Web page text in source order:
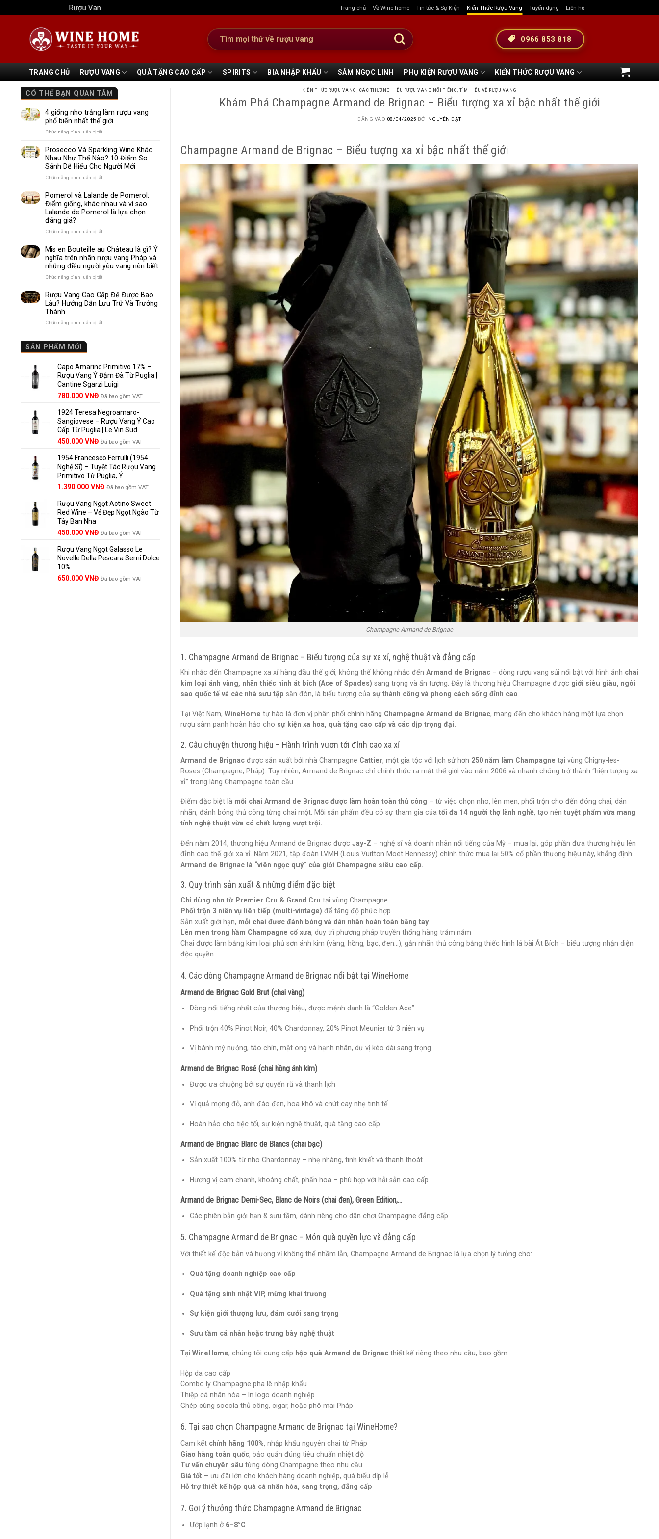
qua
Rượu Vang Wine Home Trang chủ Về Wine home Tin tức & Sự Kiện Kiến Thức Rượu Vang Tuyển dụng Liên hệ
Tìm
kiếm:
0966 853 818
TRANG CHỦ RƯỢU VANG QUÀ TẶNG CAO CẤP SPIRITS BIA NHẬP KHẨU SÂM NGỌC LINH PHỤ KIỆN RƯỢU VANG KIẾN THỨC RƯỢU VANG
CÓ THỂ BẠN QUAN TÂM
4 giống nho trắng làm rượu vang
phổ biến nhất thế giới
Chức năng bình luận bị tắtở
giống
nho
trắng
làm
biến
nhất
thế
Prosecco Và Sparkling Wine Khác
Nhau Như Thế Nào? 10 Điểm So
Sánh Dễ Hiểu Cho Người Mới
Chức năng bình luận bị tắtở
Và
Sparkling
Wine
Khác
10
Điểm
So
Dễ
Cho
Người
Pomerol và Lalande de Pomerol:
Điểm giống, khác nhau và vì sao
Lalande de Pomerol là lựa chọn
đáng giá?
Chức năng bình luận bị tắtở
Lalande
de
Pomerol:
nhau
và
chọn
đáng
giá?
Mis en Bouteille au Château là gì? Ý
nghĩa trên nhãn rượu vang Pháp và
những điều người yêu vang nên biết
Chức năng bình luận bị tắtở
en
Bouteille
au
rượu
vang
Pháp
và
những
yêu
vang
nên
Rượu Vang Cao Cấp Để Được Bao
Lâu? Hướng Dẫn Lưu Trữ Và Trưởng
Thành
Chức năng bình luận bị tắtở
Được
Bao
Lâu?
Hướng
Dẫn
Trữ
Và
Trưởng
Thành
SẢN PHẨM MỚI
Capo Amarino Primitivo 17% –
Rượu Vang Ý Đậm Đà Từ Puglia |
Cantine Sgarzi Luigi
Giá
là:
858.000 VNĐ.
780.000 VNĐGiá
tại
là:
780.000 VNĐ.
Đã bao gồm VAT
1924 Teresa Negroamaro-
Sangiovese – Rượu Vang Ý Cao
Cấp Từ Puglia | Le Vin Sud
Giá
là:
495.000 VNĐ.
450.000 VNĐGiá
tại
là:
450.000 VNĐ.
Đã bao gồm VAT
1954 Francesco Ferrulli (1954
Nghệ Sĩ) – Tuyệt Tác Rượu Vang
Primitivo Từ Puglia, Ý
Giá
là:
1.529.000 VNĐ.
1.390.000 VNĐGiá
tại
là:
Đã bao gồm VAT
Rượu Vang Ngọt Actino Sweet
Red Wine – Vẻ Đẹp Ngọt Ngào Từ
Tây Ban Nha
450.000 VNĐ Đã bao gồm VAT
Rượu Vang Ngọt Galasso Le
Novelle Della Pescara Semi Dolce
10%
650.000 VNĐ Đã bao gồm VAT
KIẾN THỨC RƯỢU VANG CÁC THƯƠNG HIỆU RƯỢU VANG NỔI TIẾNG ,TÌM HIỂU VỀ RƯỢU VANG
Khám Phá Champagne Armand de Brignac – Biểu tượng xa xỉ bậc nhất thế giới
ĐĂNG VÀO 08/04/2025 BỞI NGUYỄN ĐẠT
Champagne Armand de Brignac – Biểu tượng xa xỉ bậc nhất thế giới
Champagne Armand de Brignac
1. Champagne Armand de Brignac – Biểu tượng của sự xa xỉ, nghệ thuật và đẳng cấp
Khi nhắc đến Champagne xa xỉ hàng đầu thế giới, không thể không nhắc đến Armand de Brignac – dòng rượu vang sủi nổi bật với hình ảnh chai
kim loại ánh vàng, nhãn thiếc hình át bích (Ace of Spades) sang trọng và ấn tượng. Đây là thương hiệu Champagne được giới siêu giàu, ngôi
sao quốc tế và các nhà sưu tập săn đón, là biểu tượng của sự thành công và phong cách sống đỉnh cao
Tại Việt Nam, WineHome tự hào là đơn vị phân phối chính hãng Champagne Armand de Brignac, mang đến cho khách hàng một lựa chọn
rượu sâm panh hoàn hảo cho sự kiện xa hoa, quà tặng cao cấp và các dịp trọng đại.
2. Câu chuyện thương hiệu – Hành trình vươn tới đỉnh cao xa xỉ
Armand de Brignac được sản xuất bởi nhà Champagne Cattier, một gia tộc với lịch sử hơn 250 năm làm Champagne tại vùng Chigny-les-
Roses (Champagne, Pháp). Tuy nhiên, Armand de Brignac chỉ chính thức ra mắt thế giới vào năm 2006 và nhanh chóng trở thành “hiện tượng xa
xỉ” trong làng Champagne toàn cầu.
Điểm đặc biệt là mỗi chai Armand de Brignac được làm hoàn toàn thủ công – từ việc chọn nho, lên men, phối trộn cho đến đóng chai, dán
nhãn, đánh bóng thủ công từng chai một. Mỗi sản phẩm đều có sự tham gia của tối đa 14 người thợ lành nghề, tạo nên tuyệt phẩm vừa mang
tính nghệ thuật vừa có chất lượng vượt trội.
Đến năm 2014, thương hiệu Armand de Brignac được Jay-Z – nghệ sĩ và doanh nhân nổi tiếng của Mỹ – mua lại, góp phần đưa thương hiệu lên
đỉnh cao thế giới xa xỉ. Năm 2021, tập đoàn LVMH (Louis Vuitton Moët Hennessy) chính thức mua lại 50% cổ phần thương hiệu này, khẳng định
Armand de Brignac là “viên ngọc quý” của giới Champagne siêu cao cấp.
3. Quy trình sản xuất & những điểm đặc biệt
Chỉ dùng nho từ Premier Cru & Grand Cru tại vùng Champagne
Phối trộn 3 niên vụ liên tiếp (multi-vintage) để tăng độ phức hợp
Sản xuất giới hạn, mỗi chai được đánh bóng và dán nhãn hoàn toàn bằng tay
Lên men trong hầm Champagne cổ xưa, duy trì phương pháp truyền thống hàng trăm năm
Chai được làm bằng kim loại phủ sơn ánh kim (vàng, hồng, bạc, đen…), gắn nhãn thủ công bằng thiếc hình lá bài Át Bích – biểu tượng nhận diện
độc quyền
4. Các dòng Champagne Armand de Brignac nổi bật tại WineHome
Armand de Brignac Gold Brut (chai vàng)
Dòng nổi tiếng nhất của thương hiệu, được mệnh danh là “Golden Ace”
Phối trộn 40% Pinot Noir, 40% Chardonnay, 20% Pinot Meunier từ 3 niên vụ
Vị bánh mỳ nướng, táo chín, mật ong và hạnh nhân, dư vị kéo dài sang trọng
Armand de Brignac Rosé (chai hồng ánh kim)
Được ưa chuộng bởi sự quyến rũ và thanh lịch
Vị quả mọng đỏ, anh đào đen, hoa khô và chút cay nhẹ tinh tế
Hoàn hảo cho tiệc tối, sự kiện nghệ thuật, quà tặng cao cấp
Armand de Brignac Blanc de Blancs (chai bạc)
Sản xuất 100% từ nho Chardonnay – nhẹ nhàng, tinh khiết và thanh thoát
Hương vị cam chanh, khoáng chất, phấn hoa – phù hợp với hải sản cao cấp
Armand de Brignac Demi-Sec, Blanc de Noirs (chai đen), Green Edition,…
Các phiên bản giới hạn & sưu tầm, dành riêng cho dân chơi Champagne đẳng cấp
5. Champagne Armand de Brignac – Món quà quyền lực và đẳng cấp
Với thiết kế độc bản và hương vị không thể nhầm lẫn, Champagne Armand de Brignac là lựa chọn lý tưởng cho:
Quà tặng doanh nghiệp cao cấp
Quà tặng sinh nhật VIP, mừng khai trương
Sự kiện giới thượng lưu, đám cưới sang trọng
Sưu tầm cá nhân hoặc trưng bày nghệ thuật
Tại WineHome, chúng tôi cung cấp hộp quà Armand de Brignac thiết kế riêng theo nhu cầu, bao gồm:
Hộp da cao cấp
Combo ly Champagne pha lê nhập khẩu
Thiệp cá nhân hóa – In logo doanh nghiệp
Ghép cùng socola thủ công, cigar, hoặc phô mai Pháp
6. Tại sao chọn Champagne Armand de Brignac tại WineHome?
Cam kết chính hãng 100%, nhập khẩu nguyên chai từ Pháp
Giao hàng toàn quốc, bảo quản đúng tiêu chuẩn nhiệt độ
Tư vấn chuyên sâu từng dòng Champagne theo nhu cầu
Giá tốt – ưu đãi lớn cho khách hàng doanh nghiệp, quà biếu dịp lễ
Hỗ trợ thiết kế hộp quà cá nhân hóa, sang trọng, đẳng cấp
7. Gợi ý thưởng thức Champagne Armand de Brignac
Ướp lạnh ở 6–8°C